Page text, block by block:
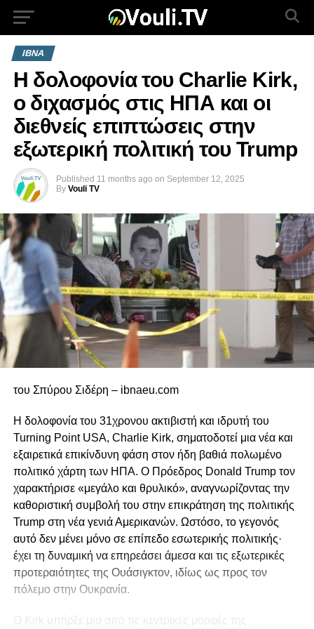
IBNA
Η δολοφονία του Charlie Kirk,
ο διχασμός στις ΗΠΑ και οι
διεθνείς επιπτώσεις στην
εξωτερική πολιτική του Trump
Published 11 months ago on September 12, 2025
By Vouli TV
του Σπύρου Σιδέρη – ibnaeu.com
H δολοφονία του 31χρονου ακτιβιστή και ιδρυτή του
Turning Point USA, Charlie Kirk, σηματοδοτεί μια νέα και
εξαιρετικά επικίνδυνη φάση στον ήδη βαθιά πολωμένο
πολιτικό χάρτη των ΗΠΑ. Ο Πρόεδρος Donald Trump τον
χαρακτήρισε «μεγάλο και θρυλικό», αναγνωρίζοντας την
καθοριστική συμβολή του στην επικράτηση της πολιτικής
Trump στη νέα γενιά Αμερικανών. Ωστόσο, το γεγονός
αυτό δεν μένει μόνο σε επίπεδο εσωτερικής πολιτικής·
έχει τη δυναμική να επηρεάσει άμεσα και τις εξωτερικές
προτεραιότητες της Ουάσιγκτον, ιδίως ως προς τον
πόλεμο στην Ουκρανία.